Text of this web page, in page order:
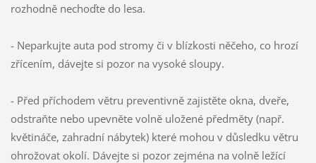
rozhodně nechoďte do lesa.
- Neparkujte auta pod stromy či v blízkosti něčeho, co hrozí
zřícením, dávejte si pozor na vysoké sloupy.
- Před příchodem větru preventivně zajistěte okna, dveře,
odstraňte nebo upevněte volně uložené předměty (např.
květináče, zahradní nábytek) které mohou v důsledku větru
ohrožovat okolí. Dávejte si pozor zejména na volně ležící